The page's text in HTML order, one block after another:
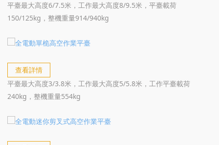
平臺最大高度6/7.5米，工作最大高度8/9.5米，平臺載荷
150/125kg，整機重量914/940kg
查看詳情
平臺最大高度3/3.8米，工作最大高度5/5.8米，工作平臺載荷
240kg，整機重量554kg